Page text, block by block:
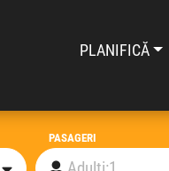
PLANIFICĂ
PASAGERI